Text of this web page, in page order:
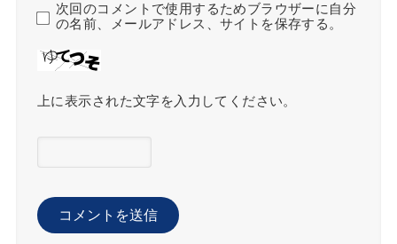
次回のコメントで使用するためブラウザーに自分
の名前、メールアドレス、サイトを保存する。
上に表示された文字を入力してください。